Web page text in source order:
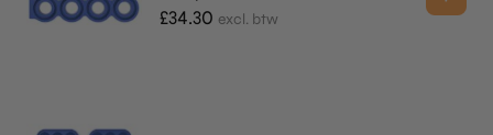
£34.30 excl. btw